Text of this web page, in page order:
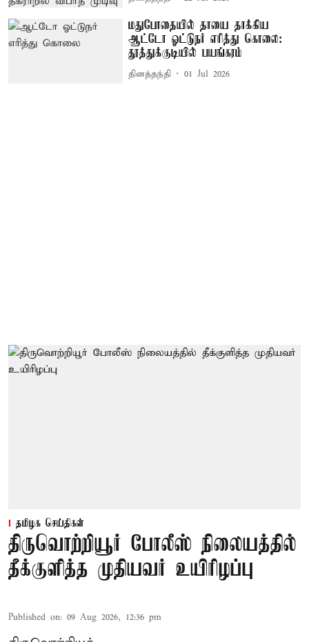
மதுபோதையில் தாயை தாக்கிய
ஆட்டோ ஓட்டுநர் எரித்து கொலை:
தூத்துக்குடியில் பயங்கரம்
தினத்தந்தி 01 Jul 2026
தமிழக செய்திகள்
திருவொற்றியூர் போலீஸ் நிலையத்தில்
தீக்குளித்த முதியவர் உயிரிழப்பு
Published on: 09 Aug 2026, 12:36 pm